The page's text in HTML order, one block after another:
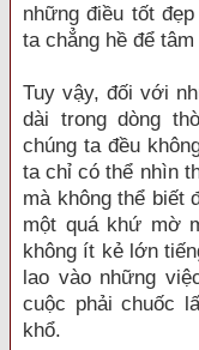
những điều tốt
ta chẳng hề để
Tuy vậy, đối với
dài trong dòng
chúng ta đều
ta chỉ có thể nhìn
mà không thể biết
một quá khứ mờ
không ít kẻ lớn
lao vào những
cuộc phải chuốc
khổ.